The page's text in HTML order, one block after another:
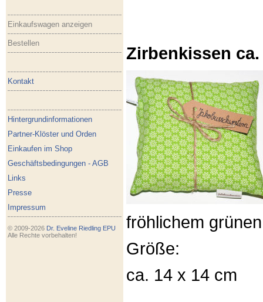
Einkaufswagen anzeigen
Bestellen
Kontakt
Hintergrundinformationen
Partner-Klöster und Orden
Einkaufen im Shop
Geschäftsbedingungen - AGB
Links
Presse
Impressum
© 2009-2026 Dr. Eveline Riedling EPU
Alle Rechte vorbehalten!
Zirbenkissen
fröhlichem
Größe:
ca. 14 x 14 cm